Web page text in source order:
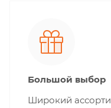
Большой выбор
Широкий